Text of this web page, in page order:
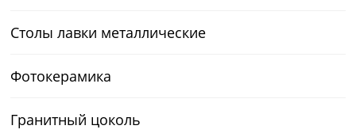
Столы лавки металлические
Фотокерамика
Гранитный цоколь